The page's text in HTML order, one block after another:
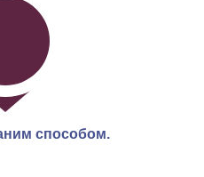
способом.